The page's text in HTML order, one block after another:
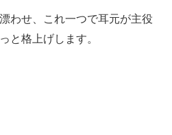
わせ、これ一つで耳元が主役
と格上げします。